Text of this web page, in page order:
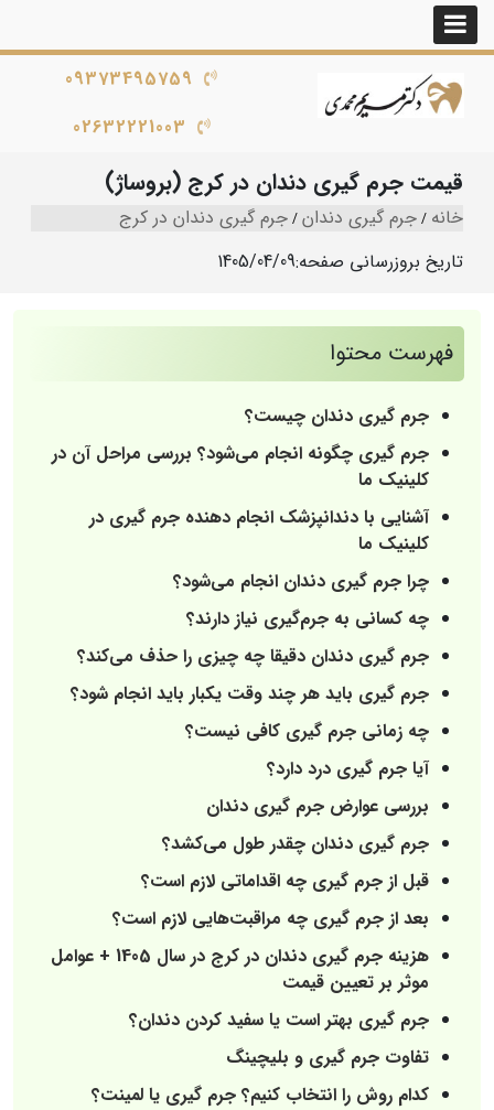
09373495759
02632221003
قیمت جرم گیری دندان در کرج (بروساژ)
خانه جرم گیری دندان جرم گیری دندان در کرج
تاریخ بروزرسانی صفحه:1405/04/09
فهرست محتوا
جرم گیری دندان چیست؟
جرم گیری چگونه انجام می‌شود؟ بررسی مراحل آن در
کلینیک ما
آشنایی با دندانپزشک انجام دهنده جرم گیری در
کلینیک ما
چرا جرم گیری دندان انجام می‌شود؟
چه کسانی به جرم‌گیری نیاز دارند؟
جرم گیری دندان دقیقا چه چیزی را حذف می‌کند؟
جرم گیری باید هر چند وقت یکبار باید انجام شود؟
چه زمانی جرم گیری کافی نیست؟
آیا جرم گیری درد دارد؟
بررسی عوارض جرم گیری دندان
جرم گیری دندان چقدر طول می‌کشد؟
قبل از جرم گیری چه اقداماتی لازم است؟
بعد از جرم گیری چه مراقبت‌هایی لازم است؟
هزینه جرم گیری دندان در کرج در سال 1405 + عوامل
موثر بر تعیین قیمت
جرم گیری بهتر است یا سفید کردن دندان؟
تفاوت جرم گیری و بلیچینگ
کدام روش را انتخاب کنیم؟ جرم گیری یا لمینت؟